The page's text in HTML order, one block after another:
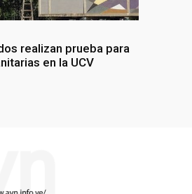
realizan prueba para
en la UCV